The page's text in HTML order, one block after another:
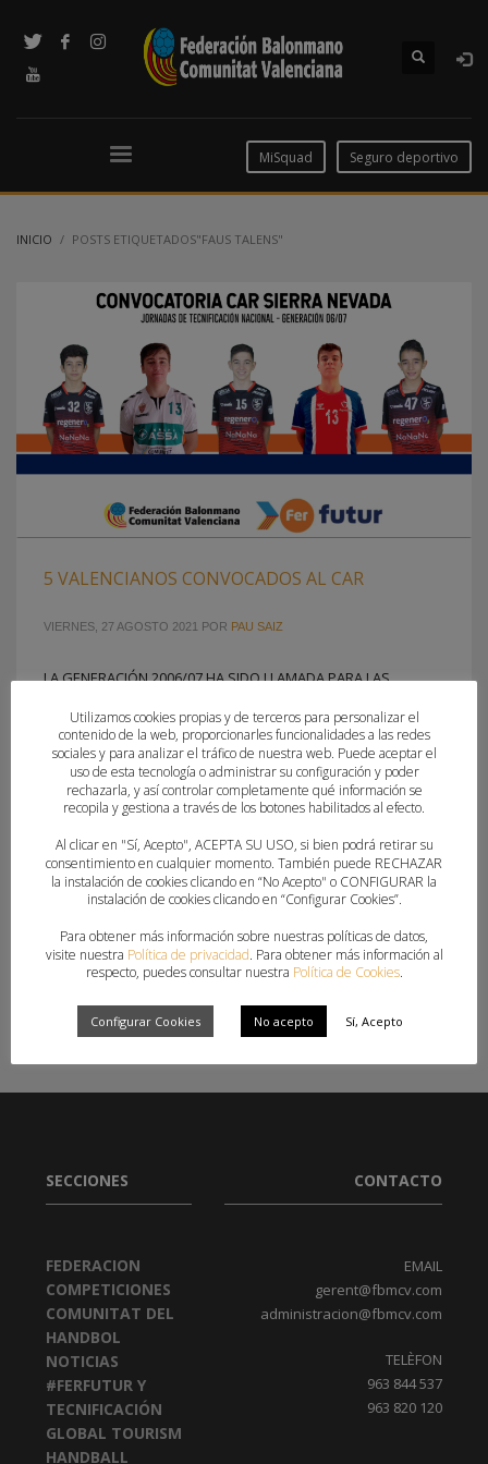
MiSquad Seguro deportivo
INICIO POSTS ETIQUETADOS"FAUS TALENS"
5 VALENCIANOS CONVOCADOS AL CAR
VIERNES, 27 AGOSTO 2021 POR PAU SAIZ
LA GENERACIÓN 2006/07 HA SIDO LLAMADA PARA LAS
Área Técnica de la Real Federación Española de Balonmano
ha comunicado las listas de jugadores de la Generación
2006-07 convocados para las Jornadas de Tecnificación en el
Centro de Alto Rendimiento de Sierra Nevada entre el 24 de
PUBLICADO EN
CLUBES
BALONMANO MISLATA
SIERRA NEVADA, CARLOS MARTÍN DE BOLAÑOS,CBM ELCHE ,CD
AGUSTINOS ALICANTE,DAVID CARREÑO,FAUS TALENS,GENERACIÓN
HUGO VILA
SECCIONES
FEDERACION
COMPETICIONES
COMUNITAT DEL
HANDBOL
NOTICIAS
#FERFUTUR Y
TECNIFICACIÓN
GLOBAL TOURISM
HANDBALL
CONTACTO
EMAIL
gerent@fbmcv.com
administracion@fbmcv.com
TELÈFON
963 844 537
963 820 120
Utilizamos cookies propias y de terceros para personalizar el
contenido de la web, proporcionarles funcionalidades a las redes
sociales y para analizar el tráfico de nuestra web. Puede aceptar el
uso de esta tecnología o administrar su configuración y poder
rechazarla, y así controlar completamente qué información se
recopila y gestiona a través de los botones habilitados al efecto.
Al clicar en "Sí, Acepto", ACEPTA SU USO, si bien podrá retirar su
consentimiento en cualquier momento. También puede RECHAZAR
la instalación de cookies clicando en “No Acepto" o CONFIGURAR la
instalación de cookies clicando en “Configurar Cookies”.
Para obtener más información sobre nuestras políticas de datos,
visite nuestra Política de privacidad. Para obtener más información al
respecto, puedes consultar nuestra Política de Cookies.
Configurar Cookies No acepto Sí, Acepto